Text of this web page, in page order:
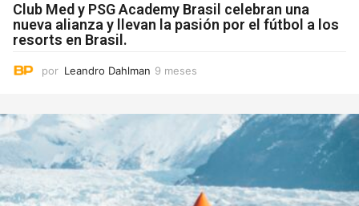
Club Med y PSG Academy Brasil celebran una
nueva alianza y llevan la pasión por el fútbol a los
resorts en Brasil.
por Leandro Dahlman 9 meses
s
s